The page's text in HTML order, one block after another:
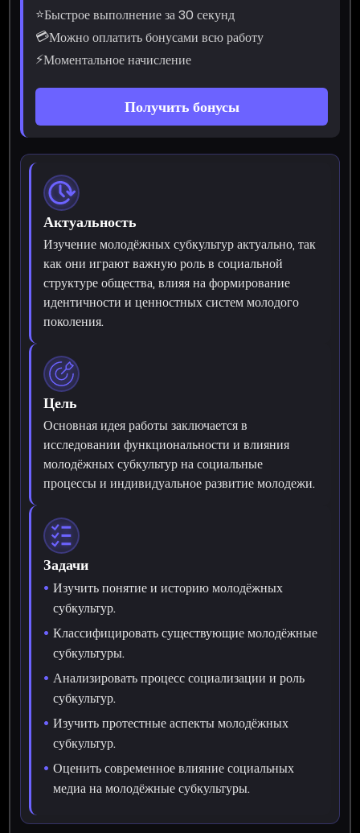
⭐Быстрое выполнение за 30 секунд
💳Можно оплатить бонусами всю работу
⚡Моментальное начисление
Получить бонусы
Актуальность
Изучение молодёжных субкультур актуально, так
как они играют важную роль в социальной
структуре общества, влияя на формирование
идентичности и ценностных систем молодого
поколения.
Цель
Основная идея работы заключается в
исследовании функциональности и влияния
молодёжных субкультур на социальные
процессы и индивидуальное развитие молодежи.
Задачи
Изучить понятие и историю молодёжных
субкультур.
Классифицировать существующие молодёжные
субкультуры.
Анализировать процесс социализации и роль
субкультур.
Изучить протестные аспекты молодёжных
субкультур.
Оценить современное влияние социальных
медиа на молодёжные субкультуры.